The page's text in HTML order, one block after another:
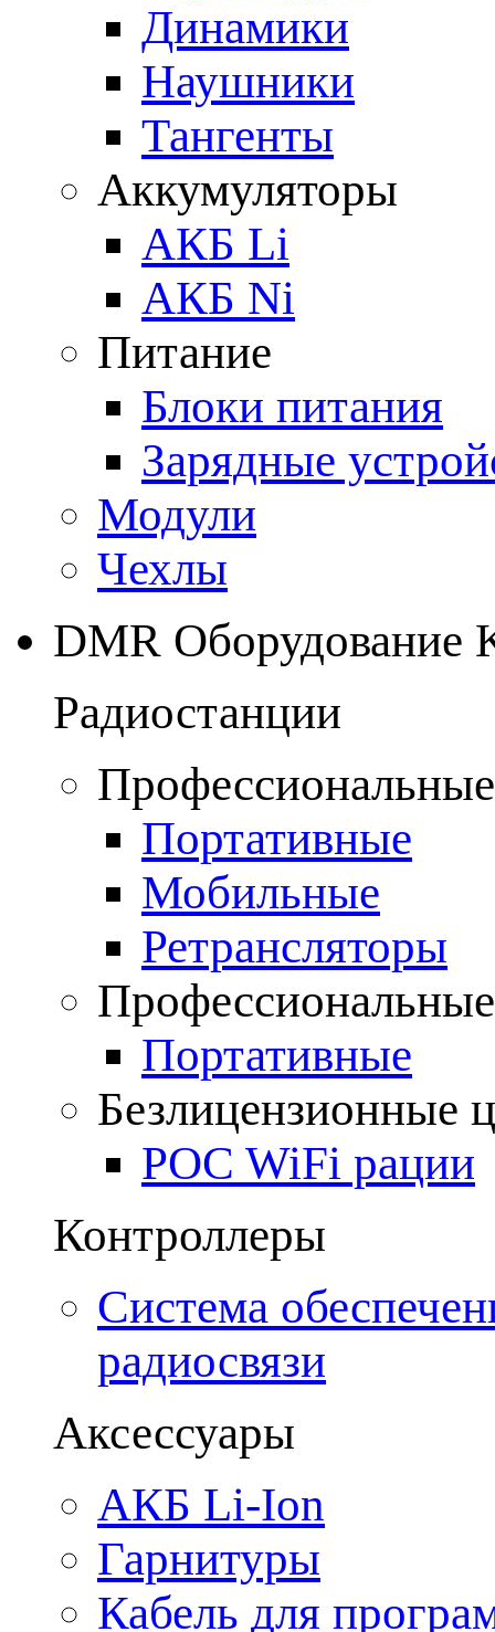
Динамики
Наушники
Тангенты
Аккумуляторы
АКБ Li
АКБ Ni
Питание
Блоки питания
Зарядные
Модули
Чехлы
DMR Оборудование
Радиостанции
Портативные
Мобильные
Ретрансляторы
Портативные
Безлицензионные
POC WiFi рации
Контроллеры
Система
радиосвязи
Аксессуары
АКБ Li-Ion
Гарнитуры
Кабель для